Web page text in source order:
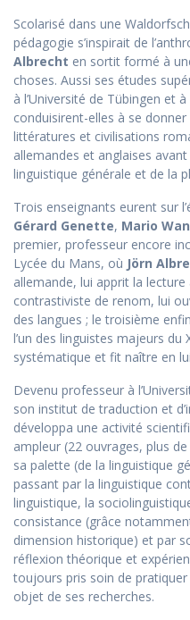
Scolarisé dans une
pédagogie s’inspirait de
Albrecht en sortit formé à
choses. Aussi ses études
à l’Université de Tübingen et
conduisirent-elles à se
littératures et civilisations
allemandes et anglaises
linguistique générale et de la
Trois enseignants eurent sur
Gérard Genette, Mario
premier, professeur encore
Lycée du Mans, où Jörn
allemande, lui apprit la
contrastiviste de renom, lui
des langues ; le troisième
l’un des linguistes majeurs du
systématique et fit naître en
Devenu professeur à
son institut de traduction et
développa une activité
ampleur (22 ouvrages, plus
sa palette (de la linguistique
passant par la linguistique
linguistique, la
consistance (grâce
dimension historique) et par
réflexion théorique et
toujours pris soin de
objet de ses recherches.